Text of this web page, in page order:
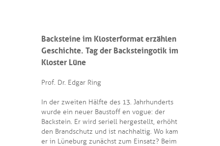
Backsteine im Klosterformat erzählen
Geschichte. Tag der Backsteingotik im
Kloster Lüne
Prof. Dr. Edgar Ring
In der zweiten Hälfte des 13. Jahrhunderts
wurde ein neuer Baustoff en vogue: der
Backstein. Er wird seriell hergestellt, erhöht
den Brandschutz und ist nachhaltig. Wo kam
er in Lüneburg zunächst zum Einsatz? Beim